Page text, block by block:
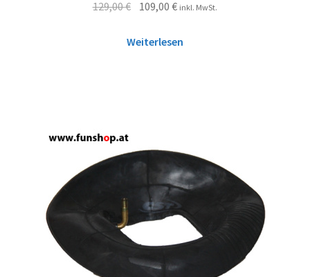
129,00€ 109,00€ inkl. MwSt.
Weiterlesen